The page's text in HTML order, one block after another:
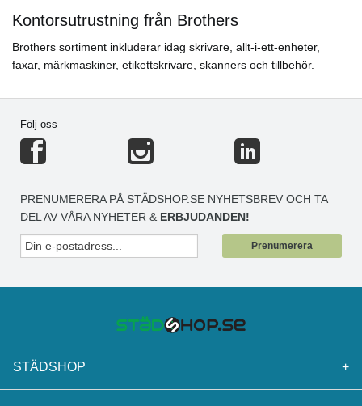
Kontorsutrustning från Brothers
Brothers sortiment inkluderar idag skrivare, allt-i-ett-enheter,
faxar, märkmaskiner, etikettskrivare, skanners och tillbehör.
Följ oss
PRENUMERERA PÅ STÄDSHOP.SE NYHETSBREV OCH TA
DEL AV VÅRA NYHETER & ERBJUDANDEN!
Prenumerera
STÄDSHOP +